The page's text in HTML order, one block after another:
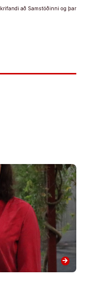
að Samstöðinni og þar
arrow_forward